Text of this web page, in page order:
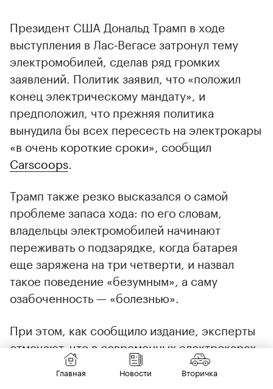
Президент США Дональд Трамп в ходе
выступления в Лас‑Вегасе затронул тему
электромобилей, сделав ряд громких
заявлений. Политик заявил, что «положил
конец электрическому мандату», и
предположил, что прежняя политика
вынудила бы всех пересесть на электрокары
«в очень короткие сроки», сообщил
Carscoops.
Трамп также резко высказался о самой
проблеме запаса хода: по его словам,
владельцы электромобилей начинают
переживать о подзарядке, когда батарея
еще заряжена на три четверти, и назвал
такое поведение «безумным», а саму
озабоченность — «болезнью».
При этом, как сообщило издание, эксперты
отмечают, что в современных электрокарах
уровень заряда в 75% обычно не является
поводом для паники, а планирование дальних
Главная Новости Вторичка